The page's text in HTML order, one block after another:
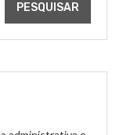
PESQUISAR